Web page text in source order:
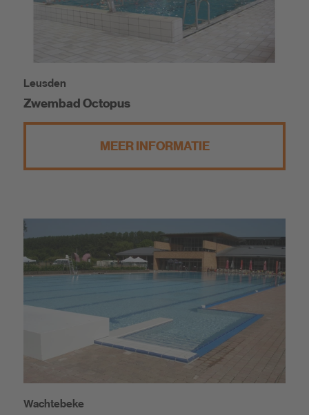
Leusden
Zwembad Octopus
MEER INFORMATIE
Wachtebeke